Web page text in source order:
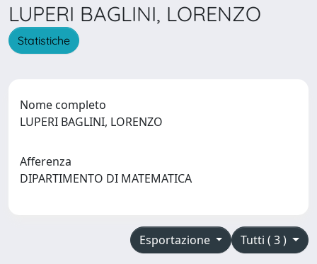
LUPERI BAGLINI, LORENZO
Statistiche
Nome completo
LUPERI BAGLINI, LORENZO
Afferenza
DIPARTIMENTO DI MATEMATICA
Tutti ( 3 )
Esportazione